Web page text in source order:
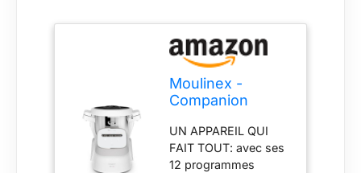
Moulinex -
Companion
Capacité XL - 3 L
- Gris
UN APPAREIL QUI
FAIT TOUT: avec ses
12 programmes